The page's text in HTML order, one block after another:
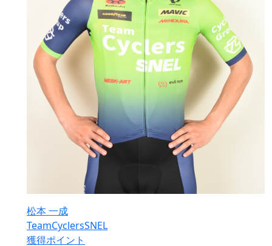
松本 一成
TeamCyclersSNEL
獲得ポイント